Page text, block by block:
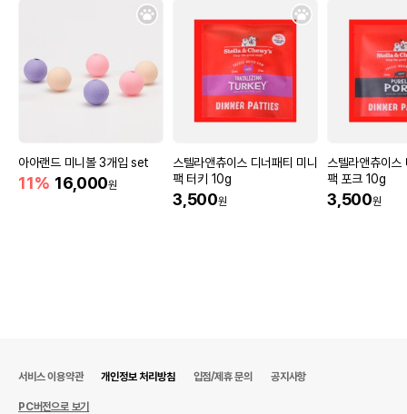
아아랜드 미니볼 3개입 set
11% 16,000원
스텔라앤츄이스 디너패티 미니
팩 터키 10g
3,500원
스텔라앤츄이스
팩 포크 10g
3,500원
서비스 이용약관 개인정보 처리방침 입점/제휴 문의 공지사항
PC버전으로 보기